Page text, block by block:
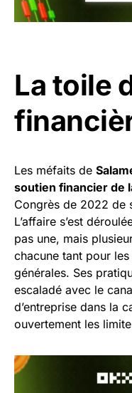
La toile
Les méfaits de
soutien financier de
Congrès de 2022 de
L’affaire s’est
pas une, mais
chacune tant pour
générales. Ses
escaladé avec le
d’entreprise dans la
ouvertement les